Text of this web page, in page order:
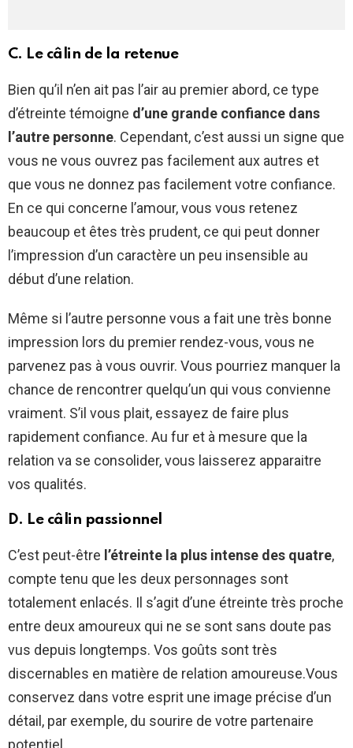
C. Le câlin de la retenue
Bien qu’il n’en ait pas l’air au premier abord, ce type
d’étreinte témoigne d’une grande confiance dans
l’autre personne. Cependant, c’est aussi un signe que
vous ne vous ouvrez pas facilement aux autres et
que vous ne donnez pas facilement votre confiance.
En ce qui concerne l’amour, vous vous retenez
beaucoup et êtes très prudent, ce qui peut donner
l’impression d’un caractère un peu insensible au
début d’une relation.
Même si l’autre personne vous a fait une très bonne
impression lors du premier rendez-vous, vous ne
parvenez pas à vous ouvrir. Vous pourriez manquer la
chance de rencontrer quelqu’un qui vous convienne
vraiment. S’il vous plait, essayez de faire plus
rapidement confiance. Au fur et à mesure que la
relation va se consolider, vous laisserez apparaitre
vos qualités.
D. Le câlin passionnel
C’est peut-être l’étreinte la plus intense des quatre,
compte tenu que les deux personnages sont
totalement enlacés. Il s’agit d’une étreinte très proche
entre deux amoureux qui ne se sont sans doute pas
vus depuis longtemps. Vos goûts sont très
discernables en matière de relation amoureuse.Vous
conservez dans votre esprit une image précise d’un
détail, par exemple, du sourire de votre partenaire
potentiel.